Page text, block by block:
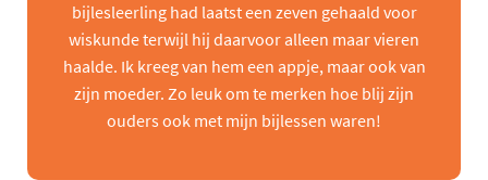
bijlesleerling had laatst een zeven gehaald voor
wiskunde terwijl hij daarvoor alleen maar vieren
haalde. Ik kreeg van hem een appje, maar ook van
zijn moeder. Zo leuk om te merken hoe blij zijn
ouders ook met mijn bijlessen waren!